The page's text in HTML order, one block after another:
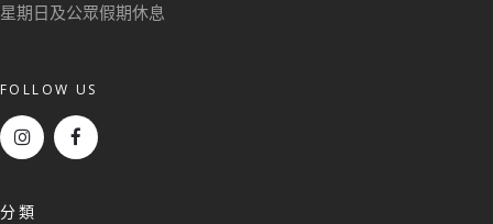
星期日及公眾假期休息
FOLLOW US
分類